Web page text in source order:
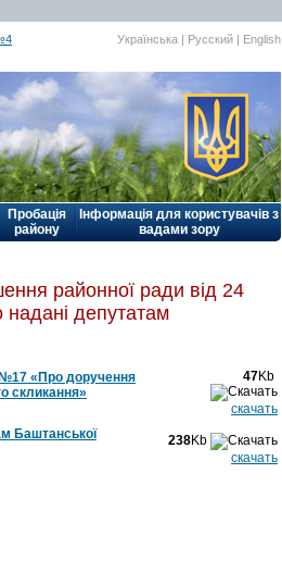
Українська | Русский | English
Пробація
району
Інформація для користувачів з
вадами зору
районної ради від 24
депутатам
№17 «Про доручення
скликання»
47Kb
скачать
Баштанської
238Kb
скачать